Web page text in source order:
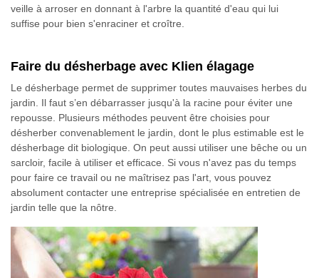
veille à arroser en donnant à l'arbre la quantité d'eau qui lui
suffise pour bien s'enraciner et croître.
Faire du désherbage avec Klien élagage
Le désherbage permet de supprimer toutes mauvaises herbes du
jardin. Il faut s’en débarrasser jusqu'à la racine pour éviter une
repousse. Plusieurs méthodes peuvent être choisies pour
désherber convenablement le jardin, dont le plus estimable est le
désherbage dit biologique. On peut aussi utiliser une bêche ou un
sarcloir, facile à utiliser et efficace. Si vous n'avez pas du temps
pour faire ce travail ou ne maîtrisez pas l'art, vous pouvez
absolument contacter une entreprise spécialisée en entretien de
jardin telle que la nôtre.